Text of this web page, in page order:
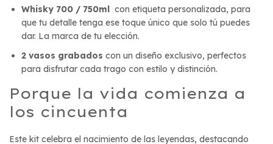
Whisky 700 / 750ml
con etiqueta personalizada, para
que tu detalle tenga ese toque único que solo tú puedes
dar. La marca de tu elección.
2 vasos grabados con un diseño exclusivo, perfectos
para disfrutar cada trago con estilo y distinción.
Porque la vida comienza a
los cincuenta
Este kit celebra el nacimiento de las leyendas, destacando